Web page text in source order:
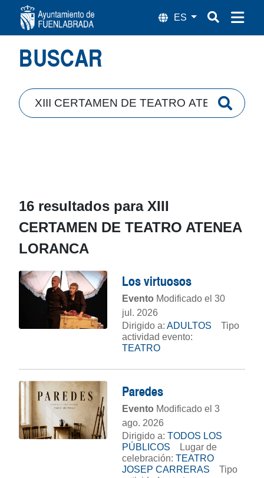
Búsqueda
BUSCAR
16 resultados para XIII
CERTAMEN DE TEATRO ATENEA
LORANCA
Los virtuosos
Evento Modificado el 30
jul. 2026
Dirigido a: ADULTOS
Tipo
actividad evento:
TEATRO
Paredes
Evento Modificado el 3
ago. 2026
Dirigido a: TODOS LOS
PÚBLICOS
Lugar de
celebración: TEATRO
JOSEP CARRERAS
Tipo